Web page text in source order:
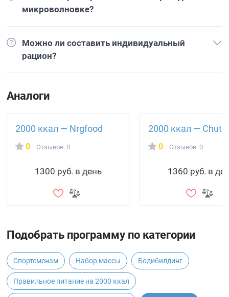
микроволновке?
Можно ли составить индивидуальный
рацион?
Аналоги
2000 ккал — Nrgfood
0 Отзывов: 0
1300 руб. в день
2000 ккал — Chut
0 Отзывов: 0
1360 руб. в
Подобрать программу по категории
Спортсменам Набор массы Бодибилдинг
Правильное питание на 2000 ккал